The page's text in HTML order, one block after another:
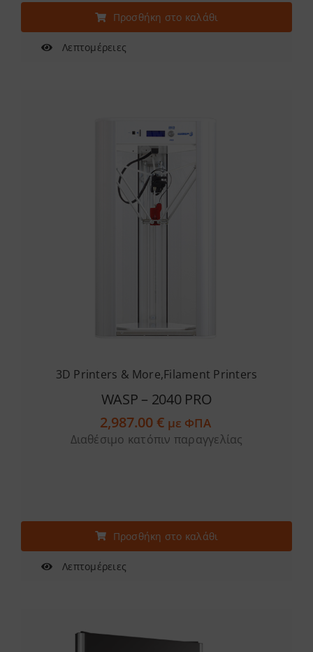
Προσθήκη στο καλάθι
Λεπτομέρειες
3D Printers & More,Filament Printers
WASP – 2040 PRO
2,987.00€ με ΦΠΑ
Διαθέσιμο κατόπιν παραγγελίας
Προσθήκη στο καλάθι
Λεπτομέρειες